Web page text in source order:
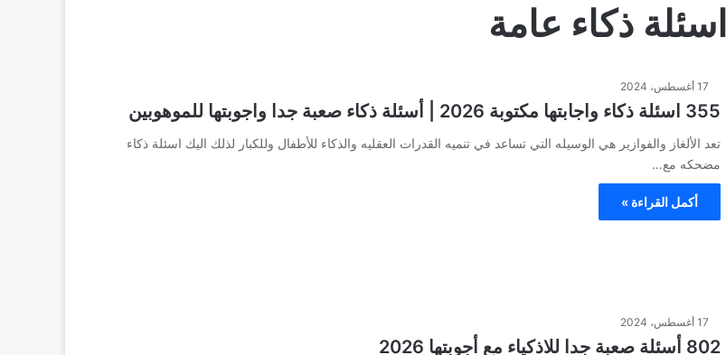
اسئلة ذكاء عامة
17 أغسطس، 2024
355 اسئلة ذكاء واجابتها مكتوبة 2026 | أسئلة ذكاء صعبة جدا واجوبتها للموهوبين
تعد الألغاز والفوازير هي الوسيله التي تساعد في تنميه القدرات العقليه والذكاء للأطفال وللكبار لذلك اليك اسئلة ذكاء
مضحكه مع…
أكمل القراءة »
17 أغسطس، 2024
802 أسئلة صعبة جدا للاذكياء مع أجوبتها 2026